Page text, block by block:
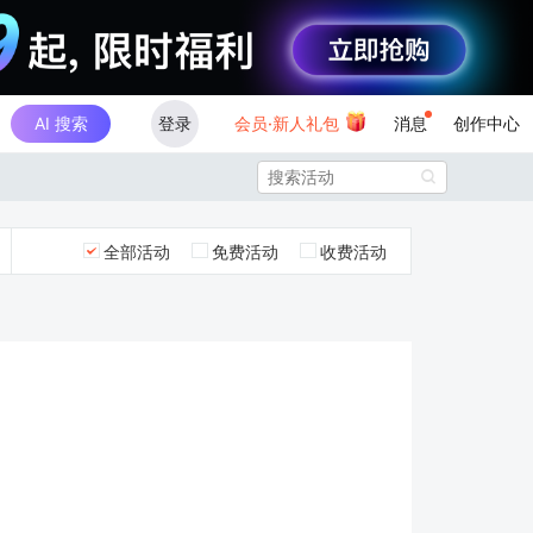
AI 搜索 登录 会员·新人礼包 消息 创作中心

全部活动 免费活动 收费活动